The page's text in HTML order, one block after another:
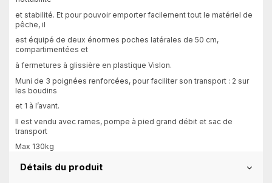
et stabilité. Et pour pouvoir emporter facilement tout le matériel de
pêche, il
est équipé de deux énormes poches latérales de 50 cm,
compartimentées et
à fermetures à glissière en plastique Vislon.
Muni de 3 poignées renforcées, pour faciliter son transport : 2 sur
les boudins
et 1 à l’avant.
Il est vendu avec rames, pompe à pied grand débit et sac de
transport
Max 130kg
Détails du produit